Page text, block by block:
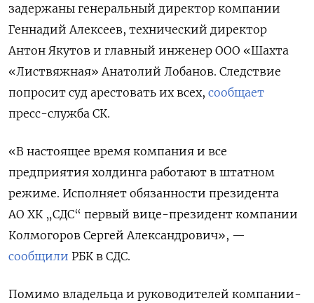
задержаны генеральный директор компании
Геннадий Алексеев, технический директор
Антон Якутов и главный инженер ООО «Шахта
«Листвяжная» Анатолий Лобанов. Следствие
попросит суд арестовать их всех, сообщает
пресс-служба СК.
«В настоящее время компания и все
предприятия холдинга работают в штатном
режиме. Исполняет обязанности президента
АО ХК „СДС“ первый вице-президент компании
Колмогоров Сергей Александрович», —
сообщили РБК в СДС.
Помимо владельца и руководителей компании-